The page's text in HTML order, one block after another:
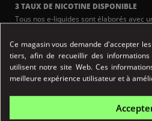
3 TAUX DE NICOTINE DISPONIBLE
Tous nos e-liquides sont élaborés avec
Ils existent sous 4 concentrations de
0 mg / 6 mg / 12 mg
Caractéristiques du Fraise
Ce magasin vous demande d'accepter
tiers, afin de recueillir des
utilisent notre site Web. Ces
meilleure expérience utilisateur et à